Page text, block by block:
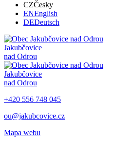
CZČesky
ENEnglish
DEDeutsch
Jakubčovice
nad Odrou
Jakubčovice
nad Odrou
+420 556 748 045
ou@jakubcovice.cz
Mapa webu